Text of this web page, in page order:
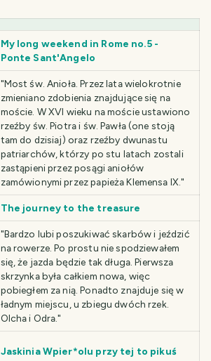
My long weekend in Rome no.5 -
Ponte Sant'Angelo
"Most św. Anioła. Przez lata wielokrotnie
zmieniano zdobienia znajdujące się na
moście. W XVI wieku na moście ustawiono
rzeźby św. Piotra i św. Pawła (one stoją
tam do dzisiaj) oraz rzeźby dwunastu
patriarchów, którzy po stu latach zostali
zastąpieni przez posągi aniołów
zamówionymi przez papieża Klemensa IX."
The journey to the treasure
"Bardzo lubi poszukiwać skarbów i jeździć
na rowerze. Po prostu nie spodziewałem
się, że jazda będzie tak długa. Pierwsza
skrzynka była całkiem nowa, więc
pobiegłem za nią. Ponadto znajduje się w
ładnym miejscu, u zbiegu dwóch rzek.
Olcha i Odra."
Jaskinia Wpier*olu przy tej to pikuś